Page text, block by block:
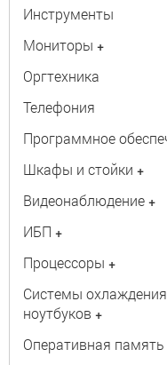
Инструменты
Мониторы +
Оргтехника
Телефония
Программное
Шкафы и стойки +
Видеонаблюдение +
ИБП +
Процессоры +
Системы
ноутбуков +
Оперативная память